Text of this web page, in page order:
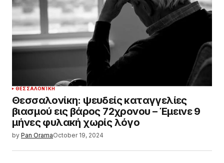
ΘΕΣΣΑΛΟΝΊΚΗ
Θεσσαλονίκη: ψευδείς καταγγελίες
βιασμού εις βάρος 72χρονου – Έμεινε 9
μήνες φυλακή χωρίς λόγο
by Pan OramaOctober 19, 2024